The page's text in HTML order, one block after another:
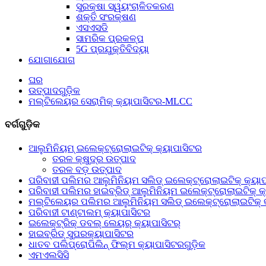
ସୁରକ୍ଷା ସ୍ୱୟଂଚାଳିତକରଣ
ଶକ୍ତି ସଂରକ୍ଷଣ
ଏସଏସଡି
ସାମରିକ ପ୍ରକଳ୍ପ
5G ପ୍ରଯୁକ୍ତିବିଦ୍ୟା
ଯୋଗାଯୋଗ
ଘର
ଉତ୍ପାଦଗୁଡ଼ିକ
ମଲ୍ଟିଲେୟର ସେରାମିକ୍ କ୍ୟାପାସିଟର-MLCC
ବର୍ଗଗୁଡ଼ିକ
ଆଲୁମିନିୟମ୍ ଇଲେକ୍ଟ୍ରୋଲାଇଟିକ୍ କ୍ୟାପାସିଟର
ତରଳ କ୍ଷୁଦ୍ର ଉତ୍ପାଦ
ତରଳ ବଡ଼ ଉତ୍ପାଦ
ପରିବାହୀ ପଲିମର ଆଲୁମିନିୟମ ସଲିଡ୍ ଇଲେକ୍ଟ୍ରୋଲାଇଟିକ୍
ପରିବାହୀ ପଲିମର ହାଇବ୍ରିଡ୍ ଆଲୁମିନିୟମ ଇଲେକ୍ଟ୍ରୋଲାଇଟିକ୍
ମଲ୍ଟିଲେୟର ପଲିମର ଆଲୁମିନିୟମ ସଲିଡ୍ ଇଲେକ୍ଟ୍ରୋଲାଇଟିକ୍
ପରିବାହୀ ଟାଣ୍ଟାଲମ୍ କ୍ୟାପାସିଟର
ଇଲେକ୍ଟ୍ରିକ୍ ଡବଲ୍ ଲେୟର୍ କ୍ୟାପାସିଟର୍
ହାଇବ୍ରିଡ୍ ସୁପରକ୍ୟାପାସିଟର
ଧାତବ ପଲିପ୍ରୋପିଲିନ୍ ଫିଲ୍ମ କ୍ୟାପାସିଟରଗୁଡ଼ିକ
ଏମଏଲସିସି